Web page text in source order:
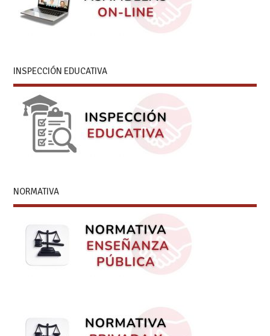
INSPECCIÓN EDUCATIVA
NORMATIVA